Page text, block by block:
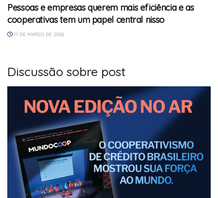
Pessoas e empresas querem mais eficiência e as
cooperativas tem um papel central nisso
17 DE MARÇO DE 2026
Discussão sobre post